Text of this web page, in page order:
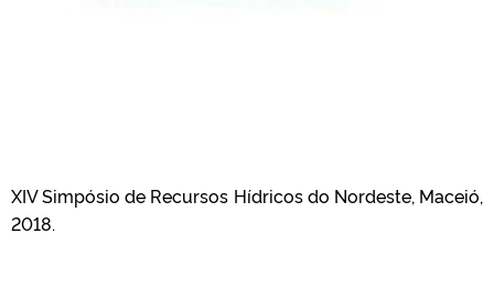
XIV Simpósio de Recursos Hídricos do Nordeste, Maceió,
2018.